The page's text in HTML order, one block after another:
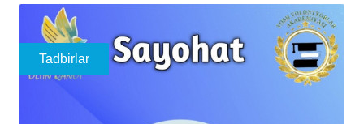
Tadbirlar